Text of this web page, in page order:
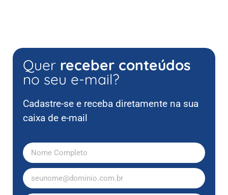
Quer receber conteúdos
no seu e-mail?
Cadastre-se e receba diretamente na sua
caixa de e-mail